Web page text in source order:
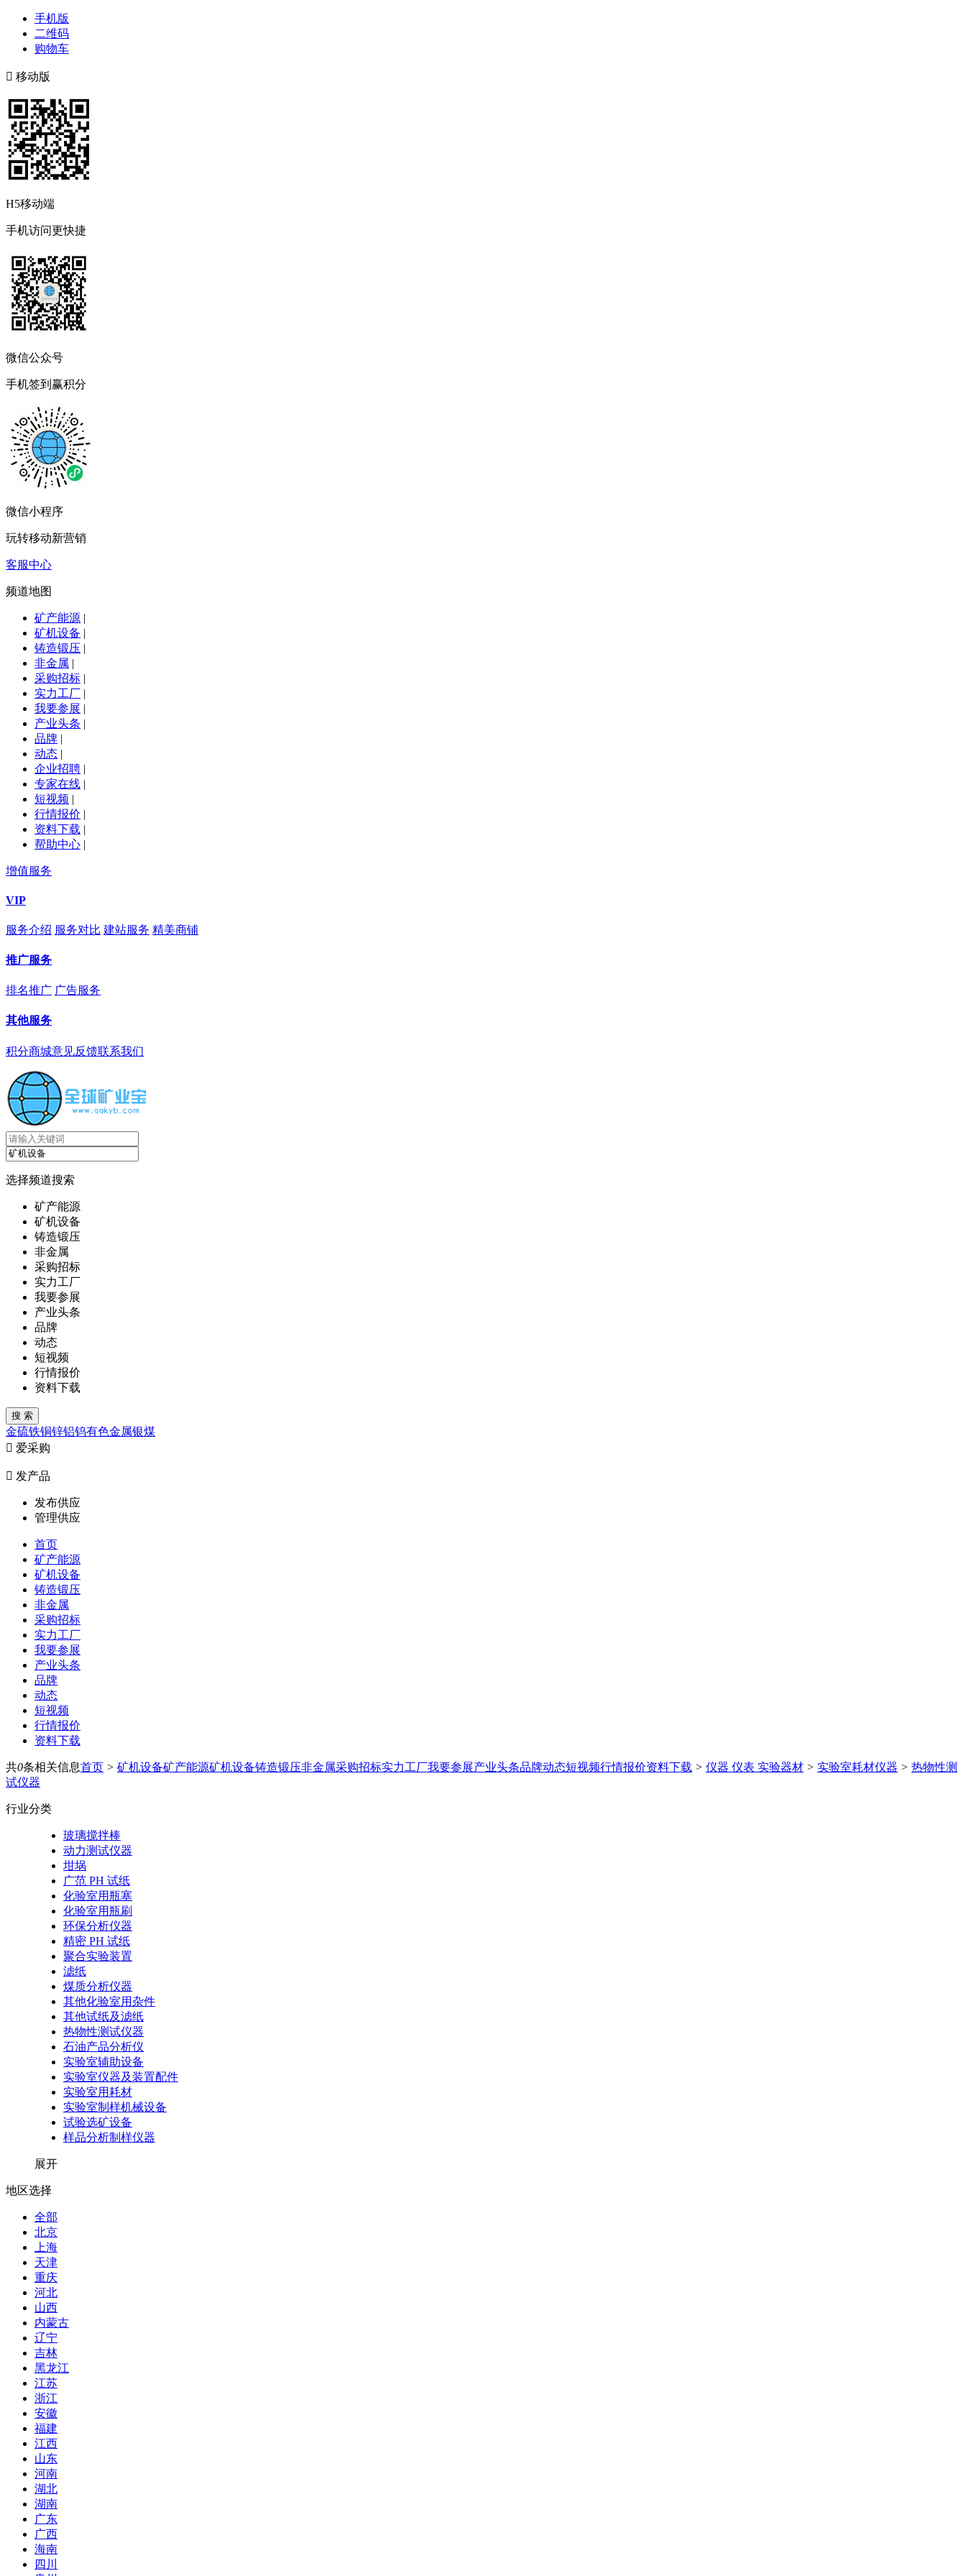
手机版
二维码
购物车
 移动版
H5移动端
手机访问更快捷
微信公众号
手机签到赢积分
微信小程序
玩转移动新营销
客服中心
频道地图
矿产能源 |
矿机设备 |
铸造锻压 |
非金属 |
采购招标 |
实力工厂 |
我要参展 |
产业头条 |
品牌 |
动态 |
企业招聘 |
专家在线 |
短视频 |
行情报价 |
资料下载 |
帮助中心 |
增值服务
VIP
服务介绍 服务对比 建站服务 精美商铺
推广服务
排名推广 广告服务
其他服务
积分商城意见反馈联系我们
选择频道搜索
矿产能源
矿机设备
铸造锻压
非金属
采购招标
实力工厂
我要参展
产业头条
品牌
动态
短视频
行情报价
资料下载
金硫铁铜锌铝钨有色金属银煤
 爱采购
 发产品
发布供应
管理供应
首页
矿产能源
矿机设备
铸造锻压
非金属
采购招标
实力工厂
我要参展
产业头条
品牌
动态
短视频
行情报价
资料下载
共0条相关信息首页 > 矿机设备矿产能源矿机设备铸造锻压非金属采购招标实力工厂我要参展产业头条品牌动态短视频行情报价资料下载 > 仪器 仪表 实验器材 > 实验室耗材仪器 > 热物性测
试仪器
行业分类
玻璃搅拌棒
动力测试仪器
坩埚
广范 PH 试纸
化验室用瓶塞
化验室用瓶刷
环保分析仪器
精密 PH 试纸
聚合实验装置
滤纸
煤质分析仪器
其他化验室用杂件
其他试纸及滤纸
热物性测试仪器
石油产品分析仪
实验室辅助设备
实验室仪器及装置配件
实验室用耗材
实验室制样机械设备
试验选矿设备
样品分析制样仪器
展开
地区选择
全部
北京
上海
天津
重庆
河北
山西
内蒙古
辽宁
吉林
黑龙江
江苏
浙江
安徽
福建
江西
山东
河南
湖北
湖南
广东
广西
海南
四川